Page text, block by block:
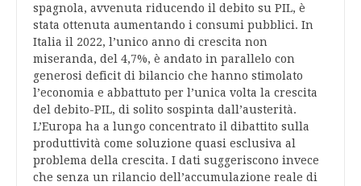
spagnola, avvenuta riducendo il debito su PIL, è
stata ottenuta aumentando i consumi pubblici. In
Italia il 2022, l’unico anno di crescita non
miseranda, del 4,7%, è andato in parallelo con
generosi deficit di bilancio che hanno stimolato
l’economia e abbattuto per l’unica volta la crescita
del debito-PIL, di solito sospinta dall’austerità.
L’Europa ha a lungo concentrato il dibattito sulla
produttività come soluzione quasi esclusiva al
problema della crescita. I dati suggeriscono invece
che senza un rilancio dell’accumulazione reale di